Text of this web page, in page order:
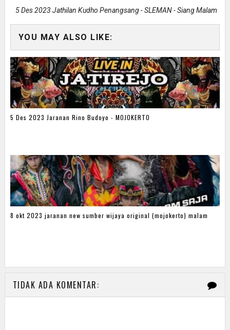
5 Des 2023 Jathilan Kudho Penangsang - SLEMAN - Siang Malam
YOU MAY ALSO LIKE:
5 Des 2023 Jaranan Rino Budoyo - MOJOKERTO
8 okt 2023 jaranan new sumber wijaya original (mojokerto) malam
TIDAK ADA KOMENTAR: